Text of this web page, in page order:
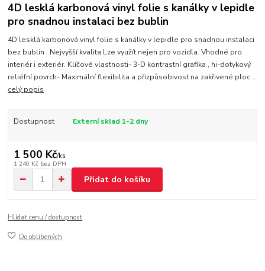
4D lesklá karbonová vinyl folie s kanálky v lepidle
pro snadnou instalaci bez bublin
4D lesklá karbonová vinyl folie s kanálky v lepidle pro snadnou instalaci
bez bublin . Nejvyšší kvalita Lze využít nejen pro vozidla. Vhodné pro
interiér i exteriér. Klíčové vlastnosti- 3-D kontrastní grafika , hi-dotykový
reliéfní povrch- Maximální flexibilita a přizpůsobivost na zakřivené ploc...
celý popis
Dostupnost Externí sklad 1-2 dny
1 500 Kč/ks
1 240 Kč bez DPH
Přidat do košíku
Hlídat cenu / dostupnost
Do oblíbených